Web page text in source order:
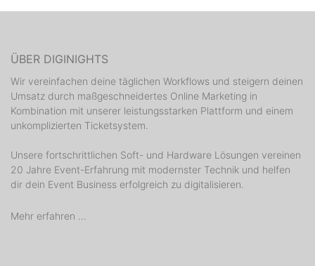
ÜBER DIGINIGHTS
Wir vereinfachen deine täglichen Workflows und steigern deinen
Umsatz durch maßgeschneidertes Online Marketing in
Kombination mit unserer leistungsstarken Plattform und einem
unkomplizierten Ticketsystem.
Unsere fortschrittlichen Soft- und Hardware Lösungen vereinen
20 Jahre Event-Erfahrung mit modernster Technik und helfen
dir dein Event Business erfolgreich zu digitalisieren.
Mehr erfahren ...